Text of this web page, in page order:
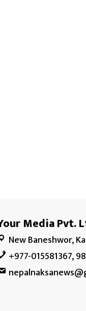
Media Pvt.
New Baneshwor,
+977-015581367,